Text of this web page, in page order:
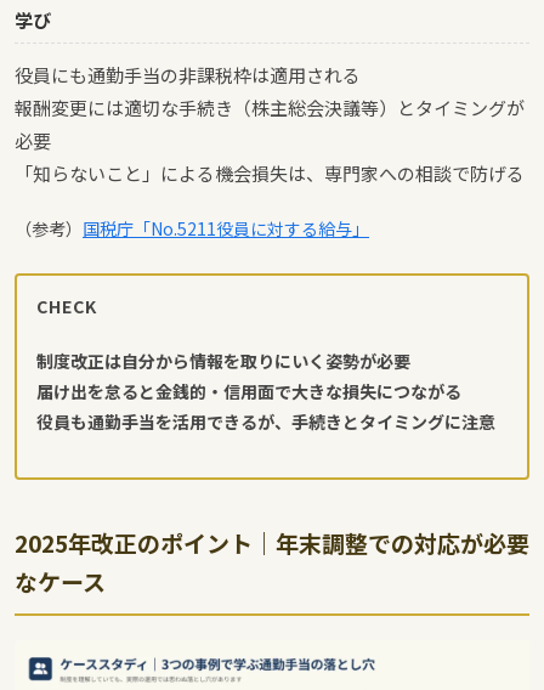
学び
役員にも通勤手当の非課税枠は適用される
報酬変更には適切な手続き（株主総会決議等）とタイミングが
必要
「知らないこと」による機会損失は、専門家への相談で防げる
（参考） 国税庁「No.5211役員に対する給与」
CHECK
制度改正は自分から情報を取りにいく姿勢が必要
届け出を怠ると金銭的・信用面で大きな損失につながる
役員も通勤手当を活用できるが、手続きとタイミングに注意
2025年改正のポイント｜年末調整での対応が必要
なケース